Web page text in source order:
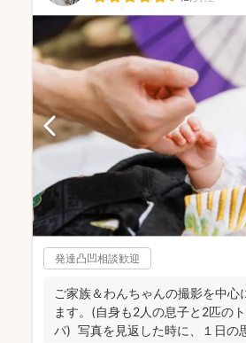
発達凸凹相談歓迎
ご家族＆わんちゃんの撮影を中心
ます。(自身も2人の息子と2匹の
パ) 写真を見返した時に、１日の